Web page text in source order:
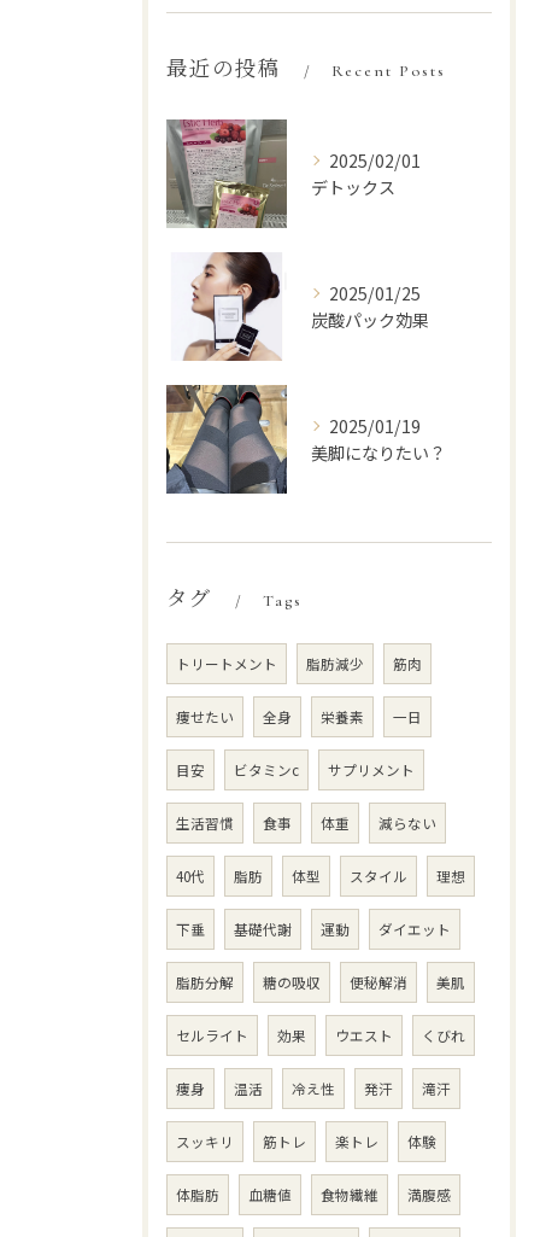
最近の投稿 Recent Posts
2025/02/01
デトックス
2025/01/25
炭酸パック効果
2025/01/19
美脚になりたい？
タグ Tags
トリートメント 脂肪減少 筋肉
痩せたい 全身 栄養素 一日
目安 ビタミンc サプリメント
生活習慣 食事 体重 減らない
40代 脂肪 体型 スタイル 理想
下垂 基礎代謝 運動 ダイエット
脂肪分解 糖の吸収 便秘解消 美肌
セルライト 効果 ウエスト くびれ
痩身 温活 冷え性 発汗 滝汗
スッキリ 筋トレ 楽トレ 体験
体脂肪 血糖値 食物繊維 満腹感